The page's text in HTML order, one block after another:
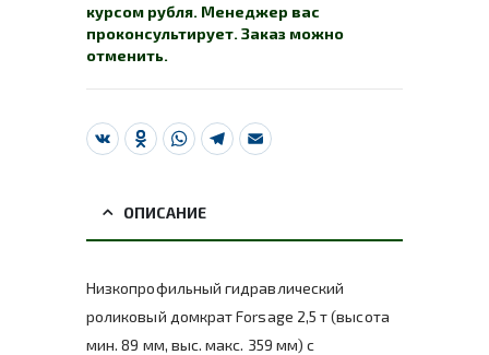
курсом рубля. Менеджер вас
проконсультирует. Заказ можно
отменить.
VK Odnoklassniki
WhatsApp
Telegram
Email
ОПИСАНИЕ
Низкопрофильный гидравлический
роликовый домкрат Forsage 2,5 т (высота
мин. 89 мм, выс. макс. 359 мм) с